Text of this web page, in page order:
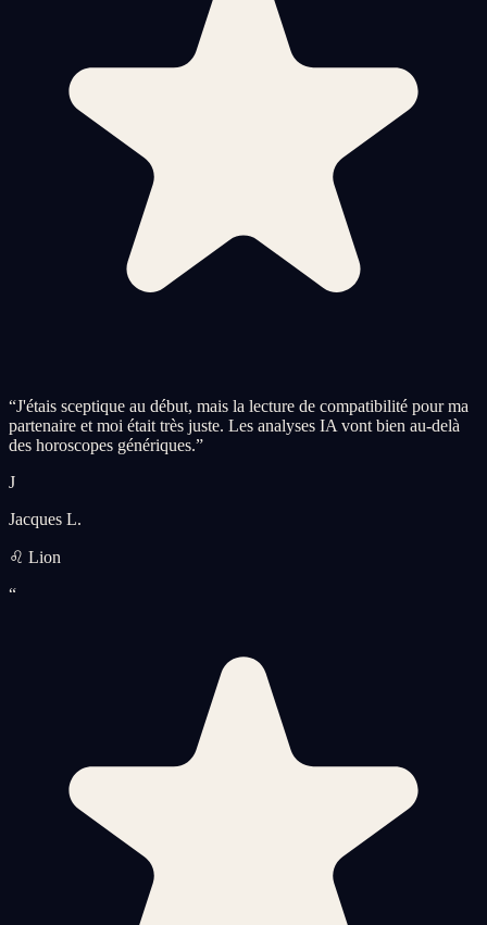
“J'étais sceptique au début, mais la lecture de compatibilité pour ma
partenaire et moi était très juste. Les analyses IA vont bien au-delà
des horoscopes génériques.”
J
Jacques L.
♌ Lion
“